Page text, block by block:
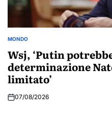
POSTED
MONDO
Wsj, ‘Putin
determinazione
limitato’
07/08/2026